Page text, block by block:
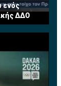
ψύξη σε
ενός
ΔΔΟ